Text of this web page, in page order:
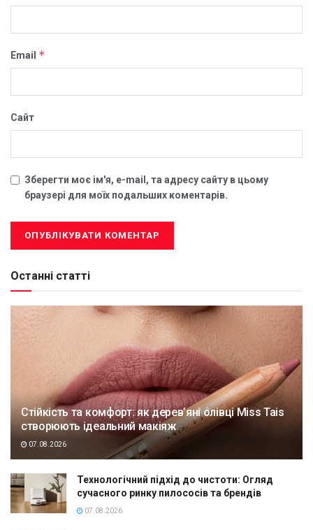
Email *
Сайт
Зберегти моє ім'я, e-mail, та адресу сайту в цьому
браузері для моїх подальших коментарів.
Останні статті
Стійкість та комфорт: як дерев’яні олівці Miss Tais
створюють ідеальний макіяж
07.08.2026
Технологічний підхід до чистоти: Огляд
сучасного ринку пилососів та брендів
07.08.2026